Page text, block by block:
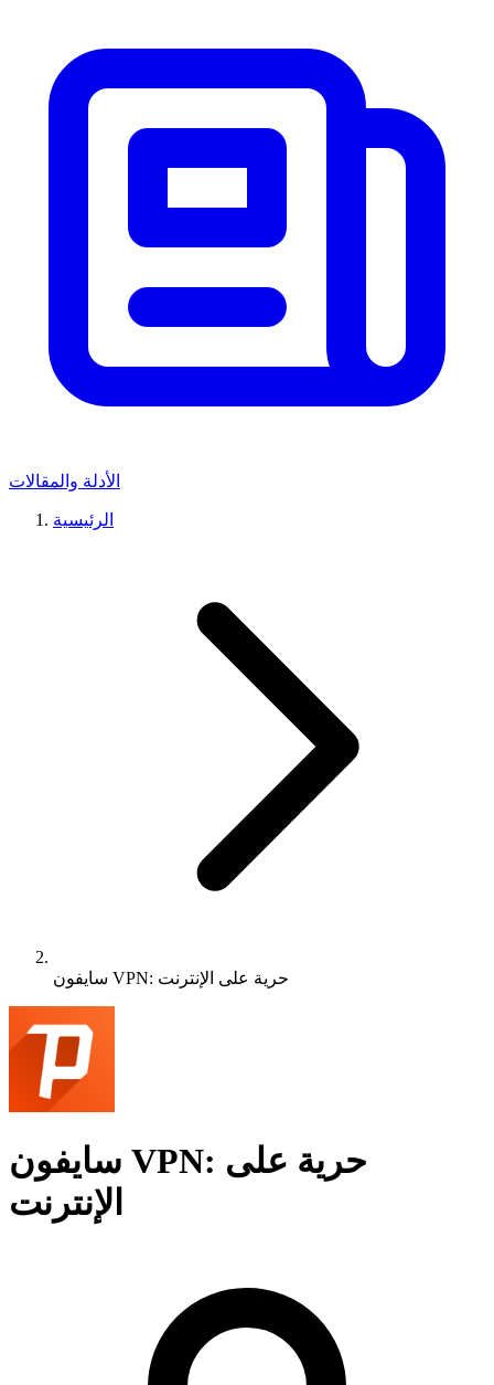
الأدلة والمقالات
الرئيسية
سايفون VPN: حرية على الإنترنت
سايفون VPN: حرية على
الإنترنت